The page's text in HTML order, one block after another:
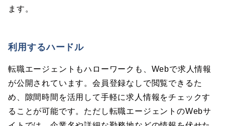
ます。
利用するハードル
転職エージェントもハローワークも、Webで求人情報
が公開されています。会員登録なしで閲覧できるた
め、隙間時間を活用して手軽に求人情報をチェックす
ることが可能です。ただし転職エージェントのWebサ